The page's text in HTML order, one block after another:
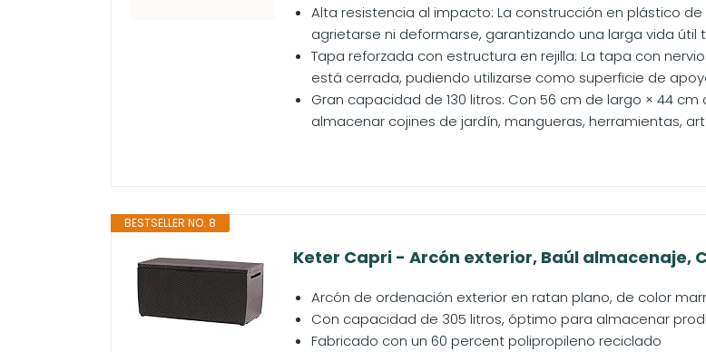
Alta resistencia al impacto: La construcción en plástico
agrietarse ni deformarse, garantizando una larga vida útil
Tapa reforzada con estructura en rejilla: La tapa con
está cerrada, pudiendo utilizarse como superficie de
Gran capacidad de 130 litros: Con 56 cm de largo × 44
almacenar cojines de jardín, mangueras, herramientas,
BESTSELLER NO. 8
Keter Capri - Arcón exterior, Baúl almacenaje,
Arcón de ordenación exterior en ratan plano, de color
Con capacidad de 305 litros, óptimo para almacenar
Fabricado con un 60 percent polipropileno reciclado